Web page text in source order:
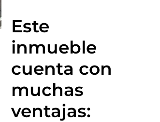
Este
inmueble
cuenta con
muchas
ventajas: